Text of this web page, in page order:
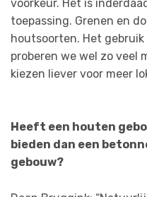
voorkeur. Het is
toepassing. Grenen en
houtsoorten. Het
proberen we wel zo veel
kiezen liever voor meer
Heeft een houten
bieden dan een
gebouw?